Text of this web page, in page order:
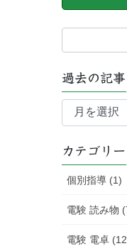
過去の記事
過
記
事
カテゴリー
個別指導 (1)
電験 読み物
電験 電卓